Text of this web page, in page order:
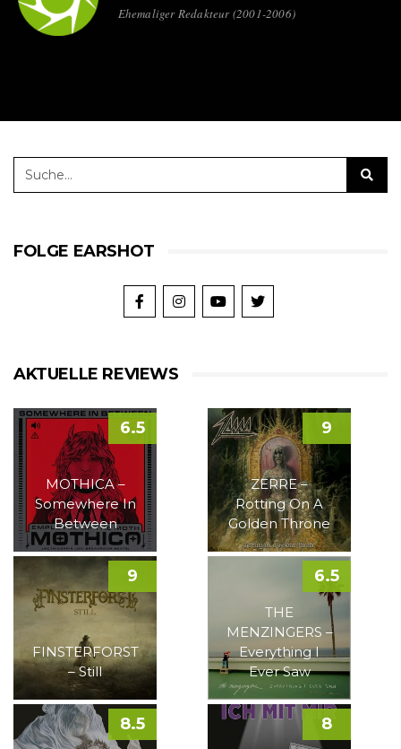
Ehemaliger Redakteur (2001-2006)
FOLGE EARSHOT
AKTUELLE REVIEWS
MOTHICA –
Somewhere In
Between
6.5
ZERRE –
Rotting On A
Golden Throne
9
FINSTERFORST
– Still
9
THE
MENZINGERS –
Everything I
Ever Saw
6.5
8.5 8